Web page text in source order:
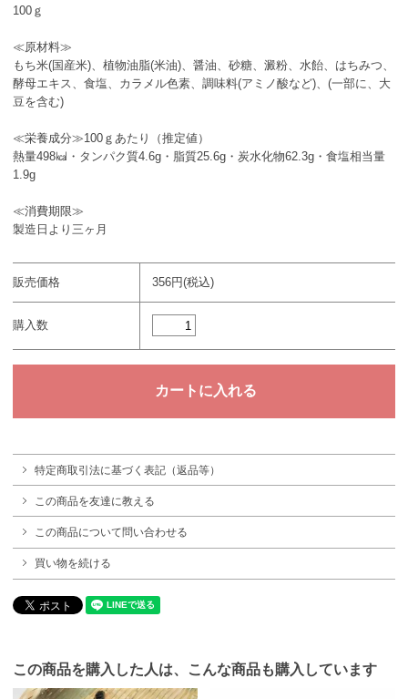
100ｇ
≪原材料≫
もち米(国産米)、植物油脂(米油)、醤油、砂糖、澱粉、水飴、はちみつ、
酵母エキス、食塩、カラメル色素、調味料(アミノ酸など)、(一部に、大
豆を含む)
≪栄養成分≫100ｇあたり（推定値）
熱量498㎉・タンパク質4.6g・脂質25.6g・炭水化物62.3g・食塩相当量
1.9g
≪消費期限≫
製造日より三ヶ月
販売価格 356円(税込)
購入数
特定商取引法に基づく表記（返品等）
この商品を友達に教える
この商品について問い合わせる
買い物を続ける
この商品を購入した人は、こんな商品も購入しています